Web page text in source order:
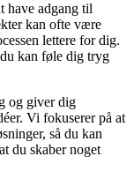
have adgang til
kan ofte være
lettere for dig.
kan føle dig tryg
og giver dig
Vi fokuserer på at
så du kan
du skaber noget